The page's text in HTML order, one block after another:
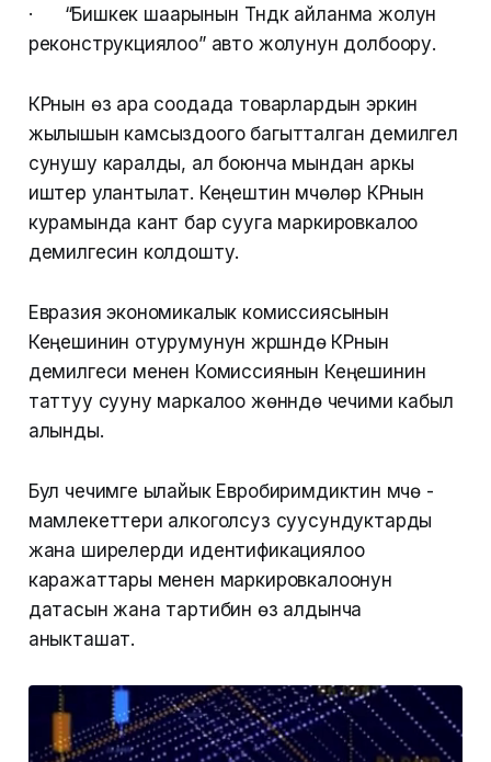
· “Бишкек шаарынын Түндүк айланма жолун
реконструкциялоо” авто жолунун долбоору.
КРнын өз ара соодада товарлардын эркин
жылышын камсыздоого багытталган демилгелүү
сунушу каралды, ал боюнча мындан аркы
иштер улантылат. Кеңештин мүчөлөрү КРнын
курамында кант бар сууга маркировкалоо
демилгесин колдошту.
Евразия экономикалык комиссиясынын
Кеңешинин отурумунун жүрүшүндө КРнын
демилгеси менен Комиссиянын Кеңешинин
таттуу сууну маркалоо жөнүндө чечими кабыл
алынды.
Бул чечимге ылайык Евробиримдиктин мүчө -
мамлекеттери алкоголсуз суусундуктарды
жана ширелерди идентификациялоо
каражаттары менен маркировкалоонун
датасын жана тартибин өз алдынча
аныкташат.